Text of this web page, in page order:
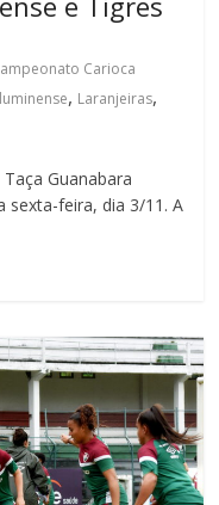
Carioca
, Laranjeiras,
Guanabara
sexta-feira, dia 3/11. A